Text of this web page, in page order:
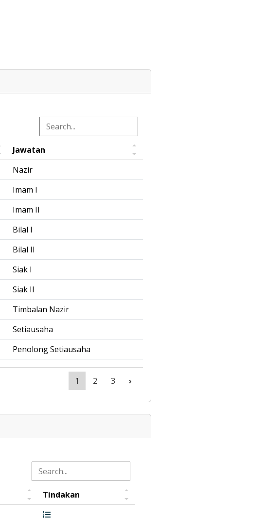
Jawatan
Nazir
Imam I
Imam II
Bilal I
Bilal II
Siak I
Siak II
Timbalan Nazir
Setiausaha
Penolong Setiausaha
1 2 3 ›
Tindakan